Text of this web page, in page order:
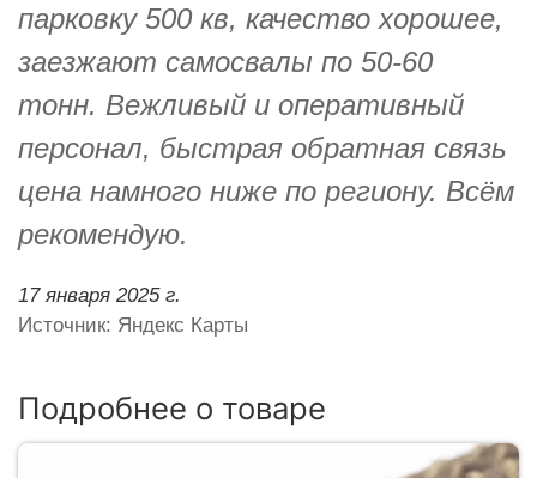
парковку 500 кв, качество хорошее,
заезжают самосвалы по 50-60
тонн. Вежливый и оперативный
персонал, быстрая обратная связь
цена намного ниже по региону. Всём
рекомендую.
17 января 2025 г.
Источник: Яндекс Карты
Подробнее о товаре